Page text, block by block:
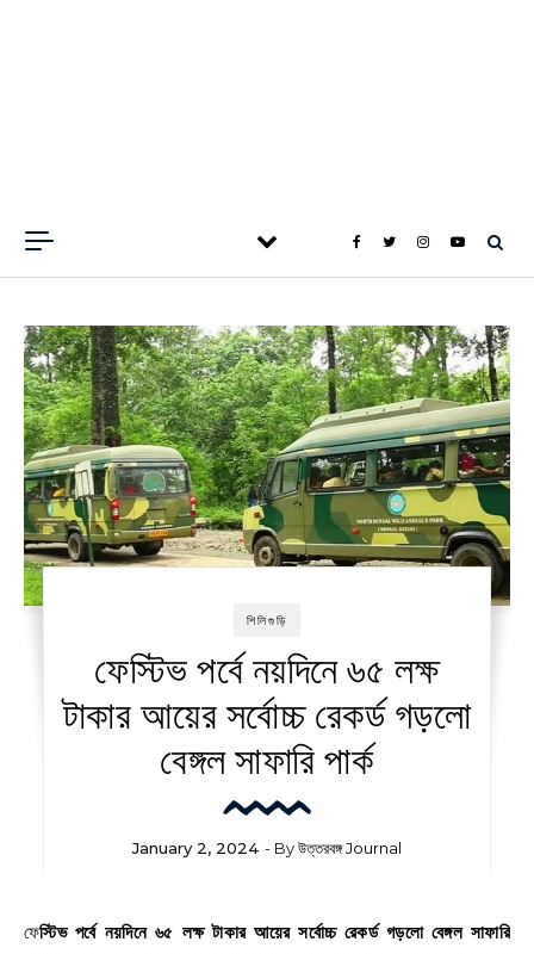
শিলিগুড়ি
ফেস্টিভ পর্বে নয়দিনে ৬৫ লক্ষ
টাকার আয়ের সর্বোচ্চ রেকর্ড গড়লো
বেঙ্গল সাফারি পার্ক
January 2, 2024 - Byউত্তরবঙ্গ Journal
ফেস্টিভ পর্বে নয়দিনে ৬৫ লক্ষ টাকার আয়ের সর্বোচ্চ রেকর্ড গড়লো বেঙ্গল সাফারি